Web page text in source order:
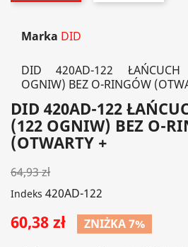
Marka DID
DID 420AD-122
OGNIW) BEZ O-RINGÓW
DID 420AD-122
(122 OGNIW) BEZ O-
(OTWARTY +
64,93 zł
Indeks 420AD-122
60,38 zł ZNIŻKA 7%